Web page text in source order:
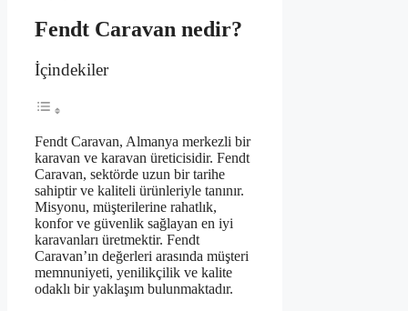
Fendt Caravan nedir?
İçindekiler
Fendt Caravan, Almanya merkezli bir
karavan ve karavan üreticisidir. Fendt
Caravan, sektörde uzun bir tarihe
sahiptir ve kaliteli ürünleriyle tanınır.
Misyonu, müşterilerine rahatlık,
konfor ve güvenlik sağlayan en iyi
karavanları üretmektir. Fendt
Caravan’ın değerleri arasında müşteri
memnuniyeti, yenilikçilik ve kalite
odaklı bir yaklaşım bulunmaktadır.